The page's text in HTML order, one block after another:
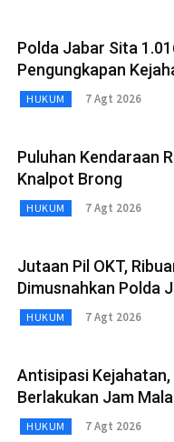
Polda Jabar Sita
Pengungkapan
HUKUM 7 Agt 2026
Puluhan Kendaraan
Knalpot Brong
HUKUM 7 Agt 2026
Jutaan Pil OKT,
Dimusnahkan Polda
HUKUM 7 Agt 2026
Antisipasi
Berlakukan Jam
HUKUM 7 Agt 2026